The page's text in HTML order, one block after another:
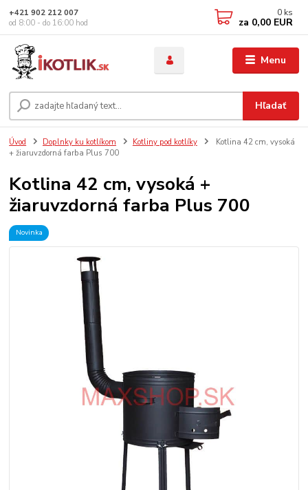
Menu
Hľadať
+421 902 212 007
od 8:00 - do 16:00 hod
0 ks
za 0,00 EUR
Úvod Doplnky ku kotlíkom Kotliny pod kotlíky
Kotlina 42 cm, vysoká
+ žiaruvzdorná farba Plus 700
Kotlina 42 cm, vysoká +
žiaruvzdorná farba Plus 700
Novinka